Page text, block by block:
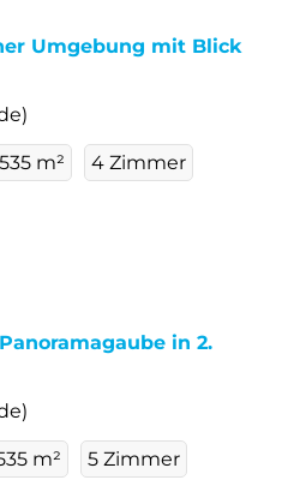
Umgebung mit Blick
535 m² 4 Zimmer
in 2.
m² 5 Zimmer